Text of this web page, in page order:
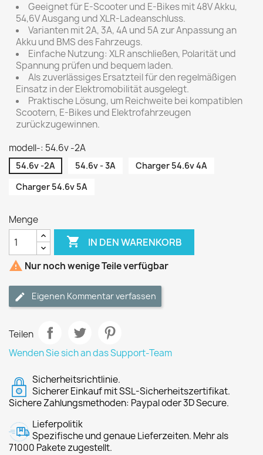
Geeignet für E-Scooter und E-Bikes mit 48V Akku,
54,6V Ausgang und XLR-Ladeanschluss.
Varianten mit 2A, 3A, 4A und 5A zur Anpassung an
Akku und BMS des Fahrzeugs.
Einfache Nutzung: XLR anschließen, Polarität und
Spannung prüfen und bequem laden.
Als zuverlässiges Ersatzteil für den regelmäßigen
Einsatz in der Elektromobilität ausgelegt.
Praktische Lösung, um Reichweite bei kompatiblen
Scootern, E-Bikes und Elektrofahrzeugen
zurückzugewinnen.
modell-: 54.6v -2A
54.6v -2A 54.6v - 3A
Charger 54.6v 4A
Charger 54.6v 5A
Menge
 IN DEN WARENKORB
 Nur noch wenige Teile verfügbar
Eigenen Kommentar verfassen
Teilen
Wenden Sie sich an das Support-Team
Sicherheitsrichtlinie.
Sicherer Einkauf mit SSL-Sicherheitszertifikat.
Sichere Zahlungsmethoden: Paypal oder 3D Secure.
Lieferpolitik
Spezifische und genaue Lieferzeiten. Mehr als
71000 Pakete zugestellt.